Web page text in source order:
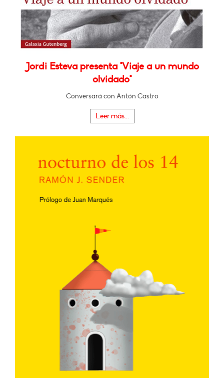
Jordi Esteva presenta "Viaje a un mundo
olvidado"
Conversará con Antón Castro
Leer más...